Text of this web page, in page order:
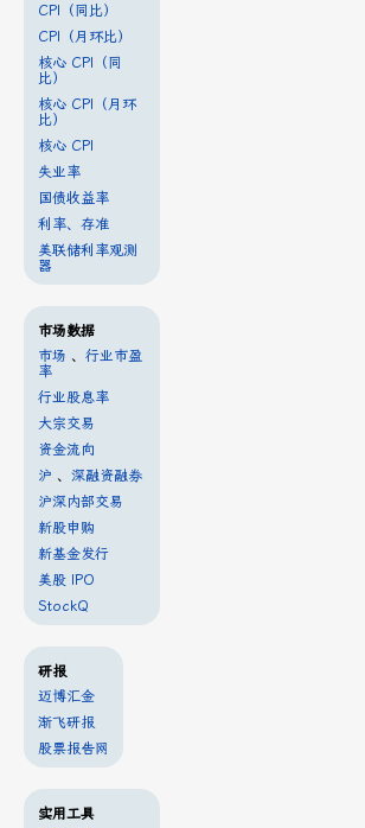
CPI（同比）
CPI（月环比）
核心 CPI（同
比）
核心 CPI（月环
比）
核心 CPI
失业率
国债收益率
利率、存准
美联储利率观测
器
市场数据
市场 、 行业市盈
率
行业股息率
大宗交易
资金流向
沪 、 深融资融券
沪深内部交易
新股申购
新基金发行
美股 IPO
StockQ
研报
迈博汇金
渐飞研报
股票报告网
实用工具